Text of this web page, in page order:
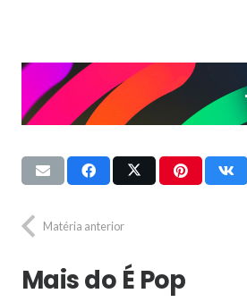
Matéria anterior
Mais do É Pop